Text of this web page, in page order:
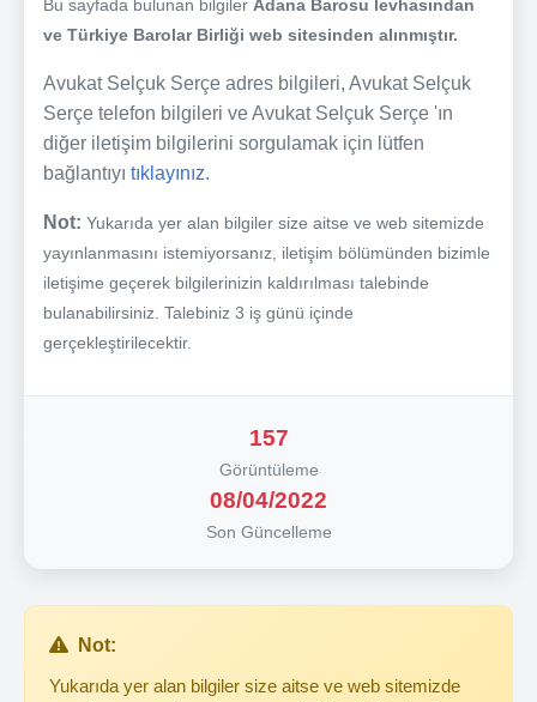
Bu sayfada bulunan bilgiler Adana Barosu levhasından
ve Türkiye Barolar Birliği web sitesinden alınmıştır.
Avukat Selçuk Serçe adres bilgileri, Avukat Selçuk
Serçe telefon bilgileri ve Avukat Selçuk Serçe 'ın
diğer iletişim bilgilerini sorgulamak için lütfen
bağlantıyı tıklayınız.
Not: Yukarıda yer alan bilgiler size aitse ve web sitemizde
yayınlanmasını istemiyorsanız, iletişim bölümünden bizimle
iletişime geçerek bilgilerinizin kaldırılması talebinde
bulanabilirsiniz. Talebiniz 3 iş günü içinde
gerçekleştirilecektir.
157
Görüntüleme
08/04/2022
Son Güncelleme
Not:
Yukarıda yer alan bilgiler size aitse ve web sitemizde